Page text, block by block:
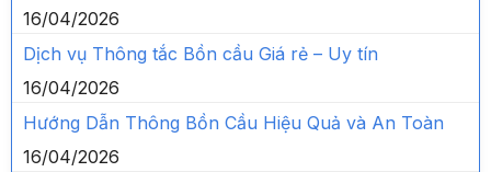
16/04/2026
Dịch vụ Thông tắc Bồn cầu Giá rẻ – Uy tín
16/04/2026
Hướng Dẫn Thông Bồn Cầu Hiệu Quả và An Toàn
16/04/2026